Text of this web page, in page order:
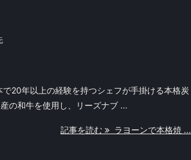
20年以上の経験を持つシェフが手掛ける本格炭
の和牛を使用し、リーズナブ ...
記事を読む ラヨーンで本格焼 ...